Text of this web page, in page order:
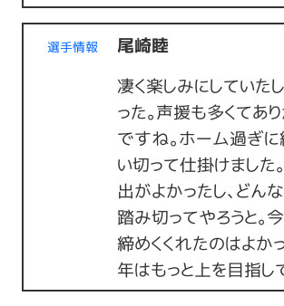
選手情報
尾崎睦
凄く楽しみにしていた
った。声援も多くてあ
ですね。ホーム過ぎ
い切って仕掛けました
出がよかったし、どん
踏み切ってやろうと。
締めくくれたのはよか
年はもっと上を目指し